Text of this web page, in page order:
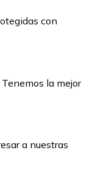
con
la mejor
a nuestras